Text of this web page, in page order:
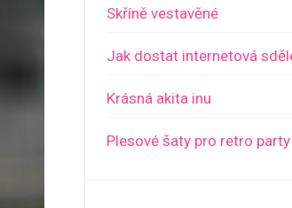
Skříně vestavěné
Jak dostat internetová
Krásná akita inu
Plesové šaty pro retro party